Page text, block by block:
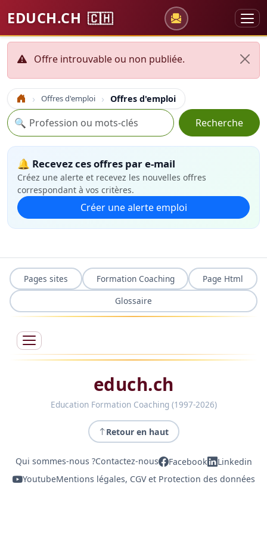
EDUCH.CH 🇨🇭
Offre introuvable ou non publiée.
Accueil Offres d'emploi Offres d'emploi
Recherche
🔍 Recherche
🔔 Recevez ces offres par e-mail
Créez une alerte et recevez les nouvelles offres
correspondant à vos critères.
Créer une alerte emploi
Pages sites Formation Coaching
Page Html
Glossaire
educh.ch
Education Formation Coaching (1997-2026)
Retour en haut
Qui sommes-nous ?Contactez-nous Facebook
Linkedin
YoutubeMentions légales, CGV et Protection des données